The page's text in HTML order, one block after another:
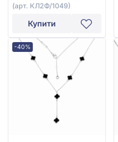
(арт. КЛ2Ф/1049)
Купити
-40%